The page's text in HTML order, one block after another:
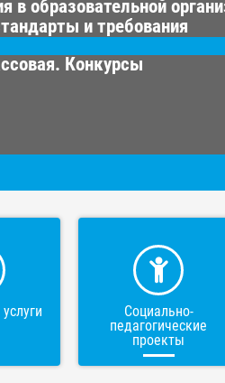
в образовательной
и требования
Конкурсы
Социально-
педагогические
проекты